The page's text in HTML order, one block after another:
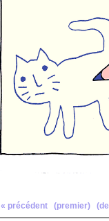
« précédent (premier)